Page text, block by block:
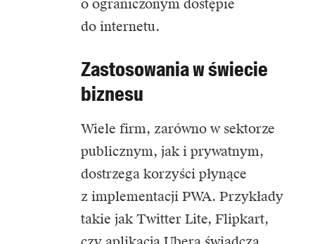
o ograniczonym dostępie
do internetu.
Zastosowania w świecie
biznesu
Wiele firm, zarówno w sektorze
publicznym, jak i prywatnym,
dostrzega korzyści płynące
z implementacji PWA. Przykłady
takie jak Twitter Lite, Flipkart,